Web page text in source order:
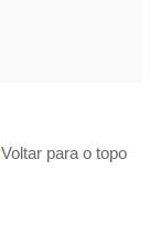
Voltar para o topo